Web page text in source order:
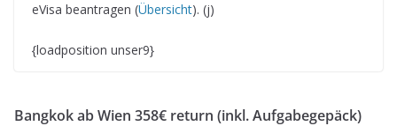
eVisa beantragen (Übersicht). (j)
{loadposition unser9}
Bangkok ab Wien 358€ return (inkl. Aufgabegepäck)